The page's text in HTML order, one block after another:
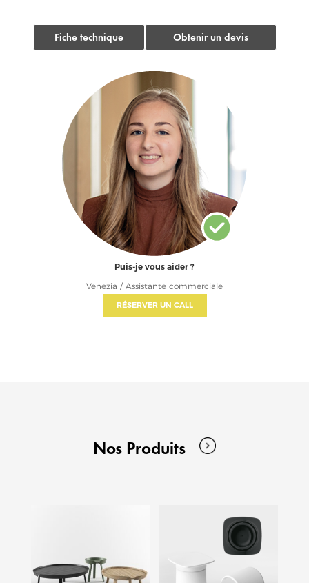
Fiche technique Obtenir un devis
Puis-je vous aider ?
Venezia / Assistante commerciale
RÉSERVER UN CALL
Nos Produits